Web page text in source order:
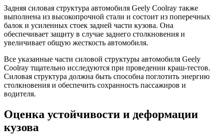
Задняя силовая структура автомобиля Geely Coolray также
выполнена из высокопрочной стали и состоит из поперечных
балок и усиленных стоек задней части кузова. Она
обеспечивает защиту в случае заднего столкновения и
увеличивает общую жесткость автомобиля.
Все указанные части силовой структуры автомобиля Geely
Coolray тщательно исследуются при проведении краш-тестов.
Силовая структура должна быть способна поглотить энергию
столкновения и обеспечить сохранность пассажиров и
водителя.
Оценка устойчивости и деформации
кузова